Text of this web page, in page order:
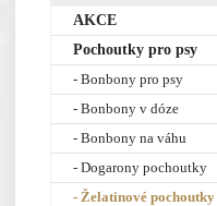
AKCE
Pochoutky pro psy
- Bonbony pro psy
- Bonbony v dóze
- Bonbony na váhu
- Dogarony pochoutky
- Želatinové pochoutky